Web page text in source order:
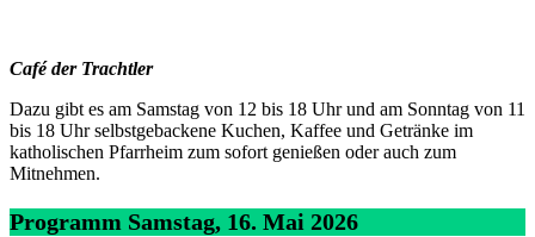
Café der Trachtler
Dazu gibt es am Samstag von 12 bis 18 Uhr und am Sonntag von 11
bis 18 Uhr selbstgebackene Kuchen, Kaffee und Getränke im
katholischen Pfarrheim zum sofort genießen oder auch zum
Mitnehmen.
Programm Samstag, 16. Mai 2026